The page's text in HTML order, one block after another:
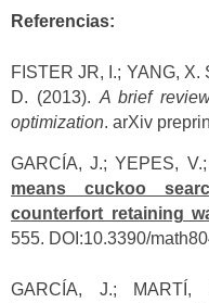
Referencias:
FISTER JR, I.; YANG, X.
D. (2013). A brief
optimization. arXiv
GARCÍA, J.; YEPES,
means cuckoo
counterfort retaining
555. DOI:10.3390/
GARCÍA, J.;